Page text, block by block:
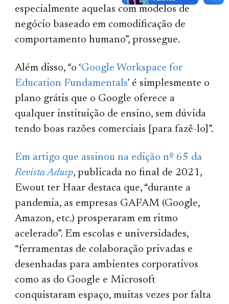
especialmente aquelas com modelos de
negócio baseado em comodificação de
comportamento humano”, prossegue.
Além disso, “o ‘Google Workspace for
Education Fundamentals’ é simplesmente o
plano grátis que o Google oferece a
qualquer instituição de ensino, sem dúvida
tendo boas razões comerciais [para fazê-lo]”.
Em artigo que assinou na edição nº 65 da
Revista Adusp, publicada no final de 2021,
Ewout ter Haar destaca que, “durante a
pandemia, as empresas GAFAM (Google,
Amazon, etc.) prosperaram em ritmo
acelerado”. Em escolas e universidades,
“ferramentas de colaboração privadas e
desenhadas para ambientes corporativos
como as do Google e Microsoft
conquistaram espaço, muitas vezes por falta